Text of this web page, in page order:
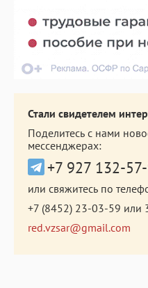
Стали свидетелем
Поделитесь с нами
мессенджерах:
+7 927 132-
или свяжитесь по
+7 (8452) 23-03-59 или
red.vzsar@gmail.com